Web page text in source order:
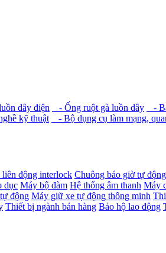
dây điện - Ống ruột gà luồn dây -
kỹ thuật - Bộ dụng cụ làm mạng,
động interlock Chuông báo giờ tự động
dục Máy bộ đàm Hệ thống âm thanh Máy
động Máy giữ xe tự động thông minh
Thiết bị ngành bán hàng Bảo hộ lao động